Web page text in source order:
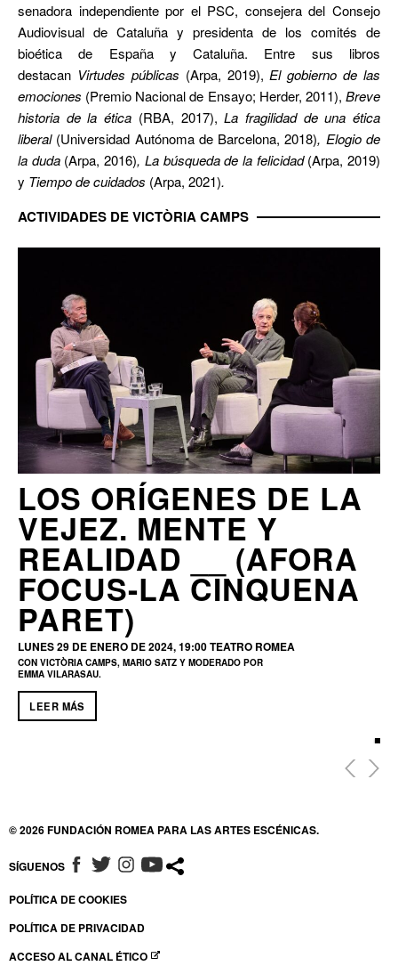
senadora independiente por el PSC, consejera del Consejo
Audiovisual de Cataluña y presidenta de los comités de
bioética de España y Cataluña. Entre sus libros
destacan Virtudes públicas (Arpa, 2019), El gobierno de las
emociones (Premio Nacional de Ensayo; Herder, 2011), Breve
historia de la ética (RBA, 2017),La fragilidad de una ética
liberal (Universidad Autónoma de Barcelona, 2018), Elogio de
la duda (Arpa, 2016), La búsqueda de la felicidad(Arpa, 2019)
y Tiempo de cuidados (Arpa, 2021).
ACTIVIDADES DE VICTÒRIA CAMPS
LOS ORÍGENES DE LA
VEJEZ. MENTE Y
REALIDAD __ (AFORA
FOCUS-LA CINQUENA
PARET)
LUNES 29 DE ENERO DE 2024, 19:00TEATRO ROMEA
CON VICTÒRIA CAMPS, MARIO SATZ Y MODERADO POR
EMMA VILARASAU.
LEER MÁS
© 2026 FUNDACIÓN ROMEA PARA LAS ARTES ESCÉNICAS.
SÍGUENOS ABRE EN NUEVA VENTANA
ABRE EN NUEVA VENTANA
ABRE EN NUEVA VENTANA
ABRE EN NUEVA VENTANA
POLÍTICA DE COOKIES
POLÍTICA DE PRIVACIDAD
ACCESO AL CANAL ÉTICO